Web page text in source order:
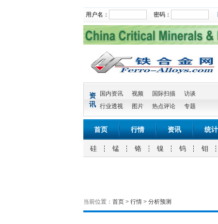
用户名： 密码：
资
讯
国内资讯 视频 国际扫描
访谈
行业透视
图片 热点评论 专题
首页 行情 资讯 统计
硅 锰 铬 镍 钨 钼
当前位置： 首页 > 行情 > 分析预测